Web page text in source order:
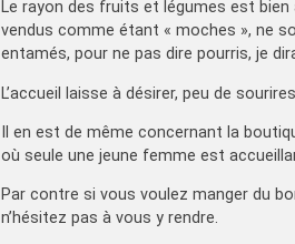
Le rayon des fruits et légumes est
vendus comme étant « moches », ne
entamés, pour ne pas dire pourris, je
L’accueil laisse à désirer, peu de
Il en est de même concernant la
où seule une jeune femme est
Par contre si vous voulez manger du
n’hésitez pas à vous y rendre.